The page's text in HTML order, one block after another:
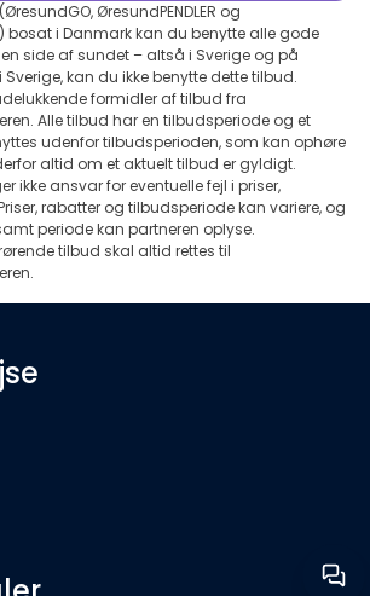
ØresundPENDLER og
bosat i Danmark kan du benytte alle gode
side af sundet – altså i Sverige og på
kan du ikke benytte dette tilbud.
formidler af tilbud fra
Alle tilbud har en tilbudsperiode og et
udenfor tilbudsperioden, som kan ophøre
altid om et aktuelt tilbud er gyldigt.
ikke ansvar for eventuelle fejl i priser,
rabatter og tilbudsperiode kan variere, og
periode kan partneren oplyse.
tilbud skal altid rettes til